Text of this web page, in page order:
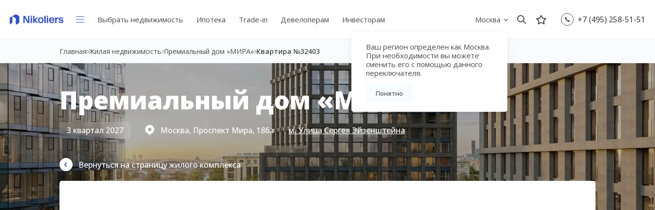
Выбрать недвижимость Ипотека Trade-in Девелоперам Инвесторам Москва
Ваш регион определен как Москва.
При необходимости вы можете
сменить его с помощью данного
переключателя.
Понятно
+7 (495) 258-51-51
Главная Жилая недвижимость Премиальный дом «МИРА» Квартира №32403
Премиальный дом «МИРА»
3 квартал 2027 Москва, Проспект Мира, 186а м. Улица Сергея Эйзенштейна
Вернуться на страницу жилого комплекса